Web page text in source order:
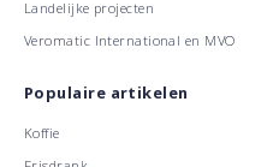
Landelijke projecten
Veromatic International en MVO
Populaire artikelen
Koffie